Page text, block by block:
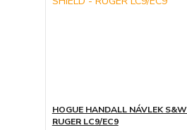
HOGUE HANDALL NÁVLEK
RUGER LC9/EC9